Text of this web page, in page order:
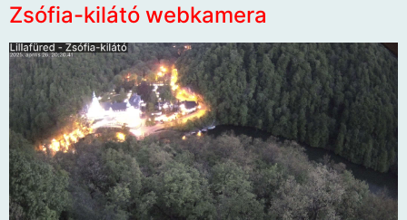
Zsófia-kilátó webkamera